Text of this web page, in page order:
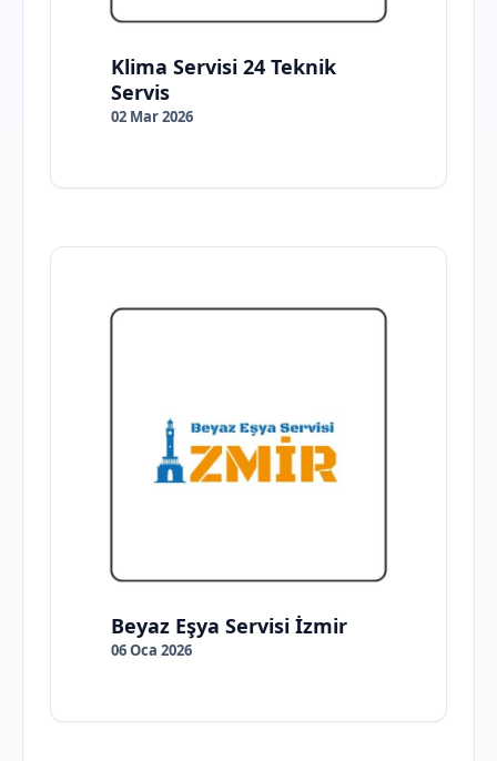
Klima Servisi 24 Teknik
Servis
02 Mar 2026
Beyaz Eşya Servisi İzmir
06 Oca 2026